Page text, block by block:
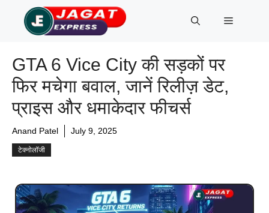
content
Menu
GTA 6 Vice City की सड़कों पर
फिर मचेगा बवाल, जानें रिलीज़ डेट,
प्राइस और धमाकेदार फीचर्स
Anand Patel July 9, 2025
टेक्नोलॉजी